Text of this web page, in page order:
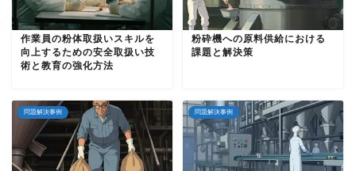
作業員の粉体取扱いスキルを
向上するための安全取扱い技
術と教育の強化方法
粉砕機への原料供給における
課題と解決策
問題解決事例 問題解決事例